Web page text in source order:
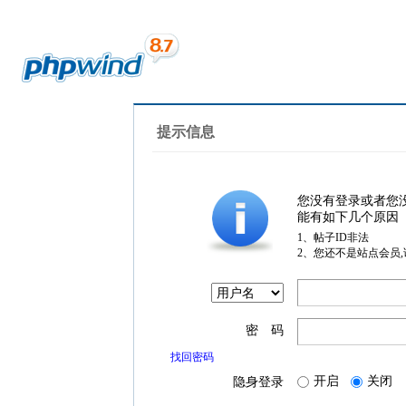
提示信息
您没有登录或者您
能有如下几个原因
1、帖子ID非法
2、您还不是站点会员
密 码
找回密码
隐身登录 开启 关闭